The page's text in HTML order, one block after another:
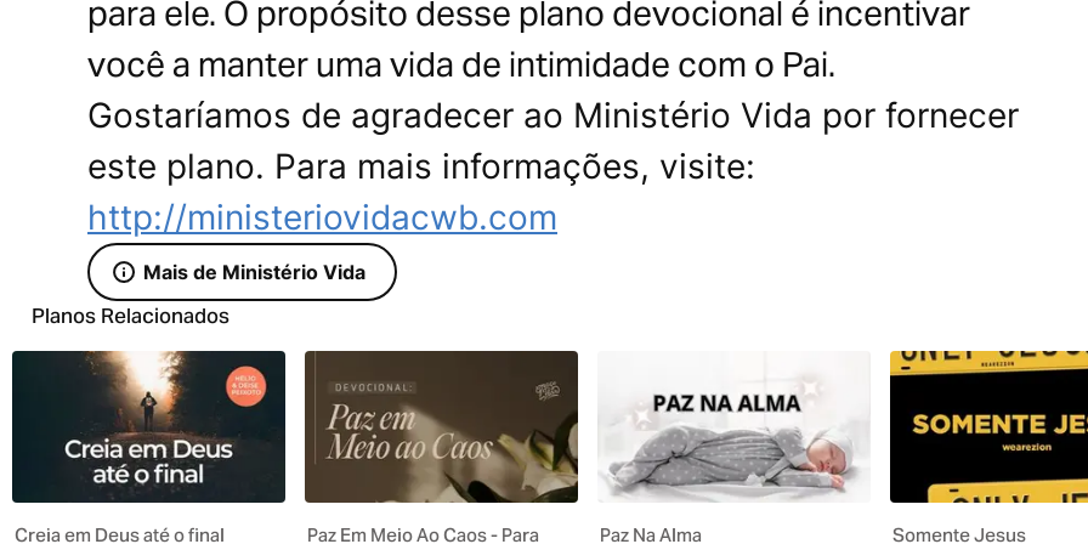
para ele. O propósito desse plano devocional é incentivar
você a manter uma vida de intimidade com o Pai.
Gostaríamos de agradecer ao Ministério Vida por fornecer
este plano. Para mais informações, visite:
http://ministeriovidacwb.com
Mais de Ministério Vida
Planos Relacionados
Creia em Deus até o final Paz Em Meio Ao Caos - Para Paz Na Alma Somente Jesus